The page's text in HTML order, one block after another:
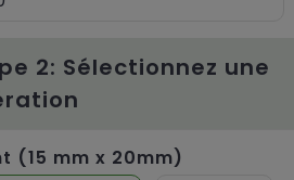
2: Sélectionnez une
(15 mm x 20mm)